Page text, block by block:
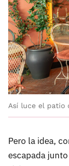
Así luce el patio
Pero la idea,
escapada